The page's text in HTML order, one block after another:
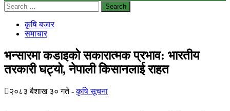
Search
for:
कृषि बजार
समाचार
भन्सारमा कडाइको सकारात्मक प्रभाव: भारतीय
तरकारी घट्यो, नेपाली किसानलाई राहत
२०८३ बैशाख ३० गते कृषि सूचना